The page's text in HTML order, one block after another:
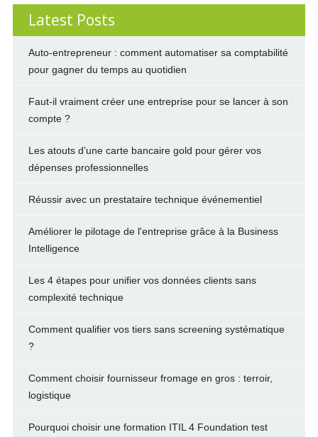
Latest Posts
Auto-entrepreneur : comment automatiser sa comptabilité
pour gagner du temps au quotidien
Faut-il vraiment créer une entreprise pour se lancer à son
compte ?
Les atouts d’une carte bancaire gold pour gérer vos
dépenses professionnelles
Réussir avec un prestataire technique événementiel
Améliorer le pilotage de l'entreprise grâce à la Business
Intelligence
Les 4 étapes pour unifier vos données clients sans
complexité technique
Comment qualifier vos tiers sans screening systématique
?
Comment choisir fournisseur fromage en gros : terroir,
logistique
Pourquoi choisir une formation ITIL 4 Foundation test